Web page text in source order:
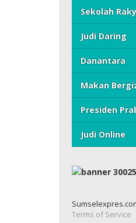
Sekolah
Judi Daring
Danantara
Makan
Presiden
Judi Online
Terms of Service